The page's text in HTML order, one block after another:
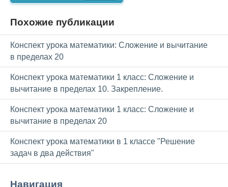
Похожие публикации
Конспект урока математики: Сложение и вычитание
в пределах 20
Конспект урока математики 1 класс: Сложение и
вычитание в пределах 10. Закрепление.
Конспект урока математики 1 класс: Сложение и
вычитание в пределах 20
Конспект урока математики в 1 классе "Решение
задач в два действия"
Навигация